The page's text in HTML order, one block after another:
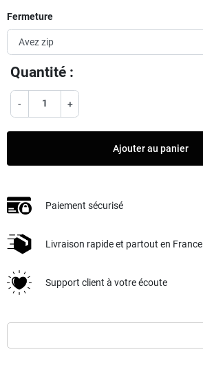
Fermeture
Quantité :
- +
Ajouter au panier
Paiement sécurisé
Livraison rapide et partout en France
Support client à votre écoute